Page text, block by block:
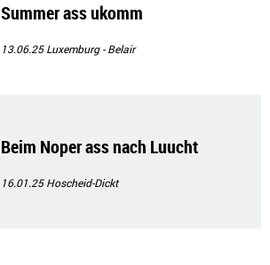
Summer ass ukomm
13.06.25Luxemburg - Belair
Beim Noper ass nach Luucht
16.01.25Hoscheid-Dickt